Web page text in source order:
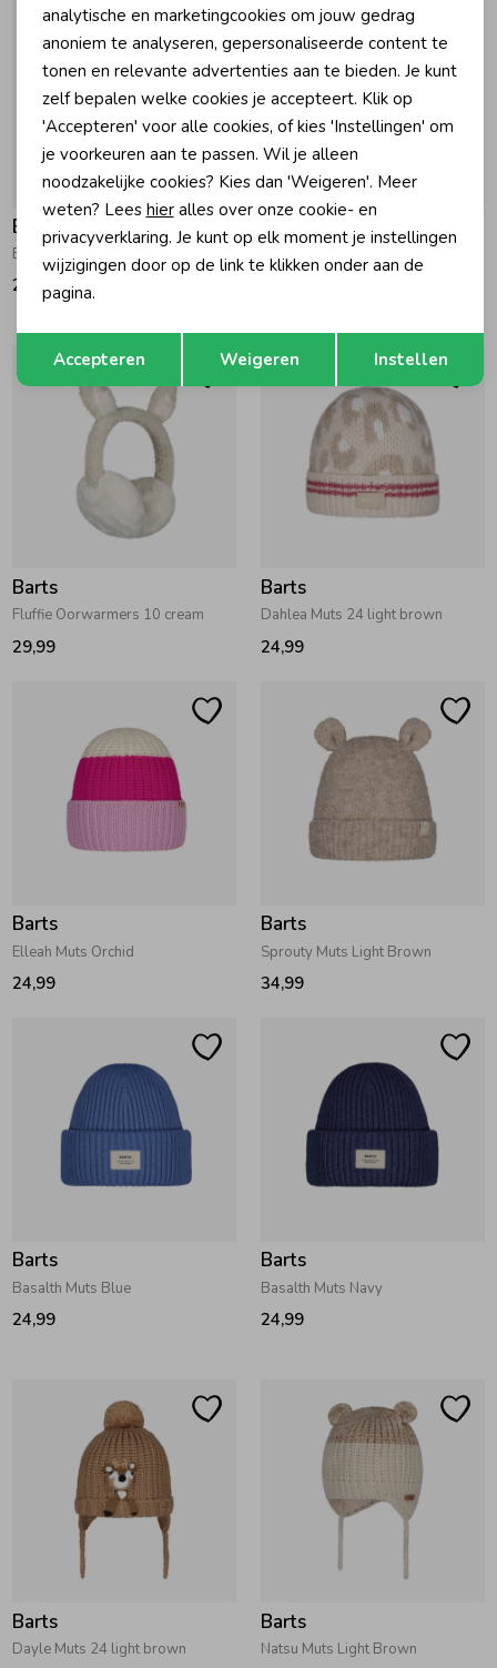
Barts
Browniez Oorwarmers 08 pink
24,99
Barts
Browniez Oorwarmers 01 black
Barts
Fluffie Oorwarmers 10 cream
29,99
Barts
Dahlea Muts 24 light brown
24,99
Barts
Elleah Muts Orchid
24,99
Barts
Sprouty Muts Light Brown
34,99
Barts
Basalth Muts Blue
24,99
Barts
Basalth Muts Navy
24,99
Barts
Dayle Muts 24 light brown
Barts
Natsu Muts Light Brown
Marketing cookies
Terug Opslaan
analytische en marketingcookies om jouw gedrag
anoniem te analyseren, gepersonaliseerde content te
tonen en relevante advertenties aan te bieden. Je kunt
zelf bepalen welke cookies je accepteert. Klik op
'Accepteren' voor alle cookies, of kies 'Instellingen' om
je voorkeuren aan te passen. Wil je alleen
noodzakelijke cookies? Kies dan 'Weigeren'. Meer
weten? Lees hieralles over onze cookie- en
privacyverklaring. Je kunt op elk moment je instellingen
wijzigingen door op de link te klikken onder aan de
pagina.
Accepteren Weigeren Instellen